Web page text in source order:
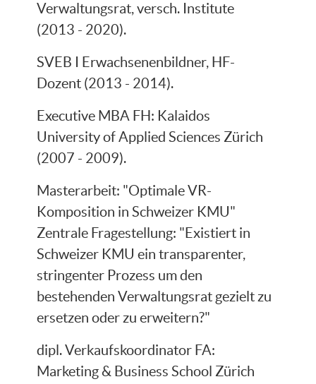
Verwaltungsrat, versch. Institute
(2013 - 2020).
SVEB I Erwachsenenbildner, HF-
Dozent (2013 - 2014).
Executive MBA FH: Kalaidos
University of Applied Sciences Zürich
(2007 - 2009).
Masterarbeit: "Optimale VR-
Komposition in Schweizer KMU"
Zentrale Fragestellung: "Existiert in
Schweizer KMU ein transparenter,
stringenter Prozess um den
bestehenden Verwaltungsrat gezielt zu
ersetzen oder zu erweitern?"
dipl. Verkaufskoordinator FA:
Marketing & Business School Zürich